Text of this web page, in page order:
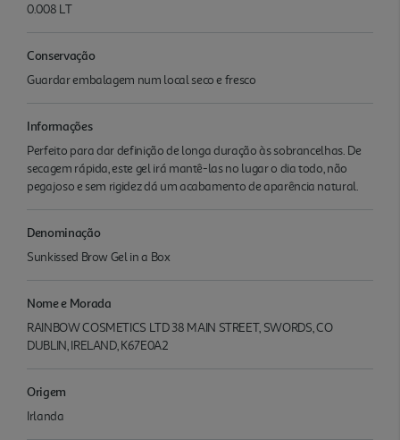
0.008 LT
Conservação
Guardar embalagem num local seco e fresco
Informações
Perfeito para dar definição de longa duração às sobrancelhas. De
secagem rápida, este gel irá mantê-las no lugar o dia todo, não
pegajoso e sem rigidez dá um acabamento de aparência natural.
Denominação
Sunkissed Brow Gel in a Box
Nome e Morada
RAINBOW COSMETICS LTD 38 MAIN STREET, SWORDS, CO
DUBLIN, IRELAND, K67E0A2
Origem
Irlanda